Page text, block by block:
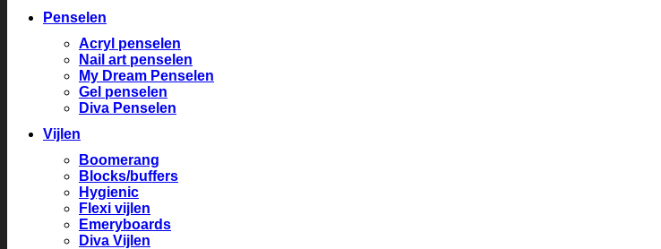
Penselen
Acryl penselen
Nail art penselen
My Dream Penselen
Gel penselen
Diva Penselen
Vijlen
Boomerang
Blocks/buffers
Hygienic
Flexi vijlen
Emeryboards
Diva Vijlen